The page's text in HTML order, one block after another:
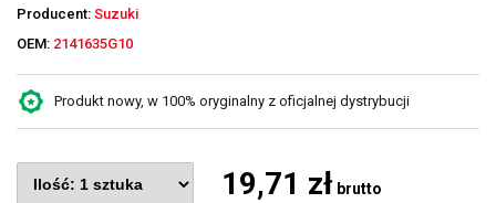
Producent: Suzuki
OEM: 2141635G10
Produkt nowy, w 100% oryginalny z oficjalnej dystrybucji
19,71 zł brutto